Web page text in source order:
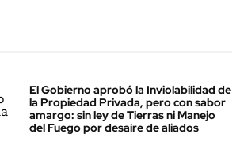
El Gobierno aprobó la Inviolabilidad de
la Propiedad Privada, pero con sabor
amargo: sin ley de Tierras ni Manejo
del Fuego por desaire de aliados